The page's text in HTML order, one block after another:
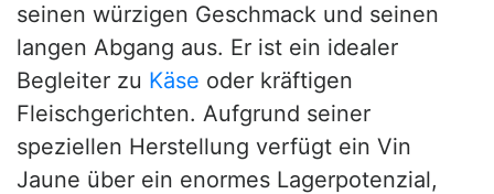
seinen würzigen Geschmack und seinen
langen Abgang aus. Er ist ein idealer
Begleiter zu Käse oder kräftigen
Fleischgerichten. Aufgrund seiner
speziellen Herstellung verfügt ein Vin
Jaune über ein enormes Lagerpotenzial,